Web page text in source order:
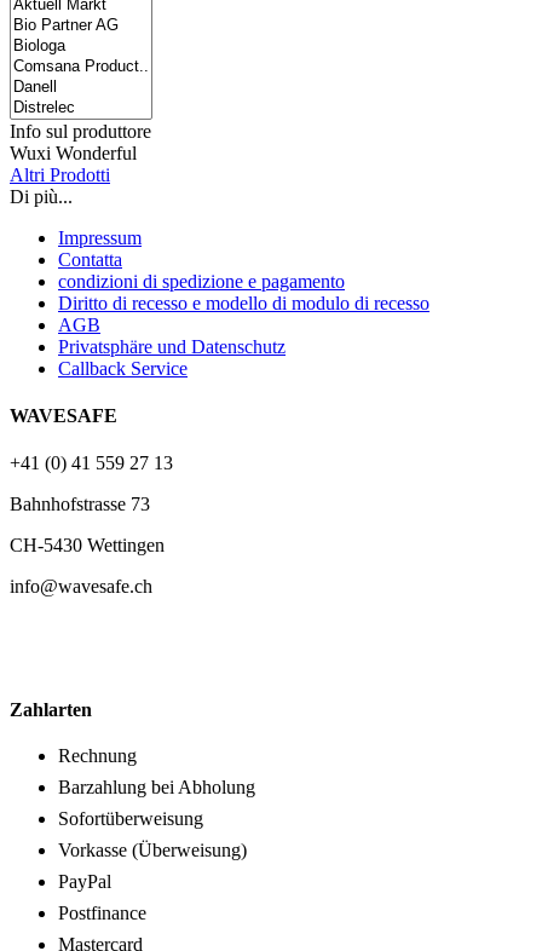
Info sul produttore
Wuxi Wonderful
Altri Prodotti
Di più...
Impressum
Contatta
condizioni di spedizione e pagamento
Diritto di recesso e modello di modulo di recesso
AGB
Privatsphäre und Datenschutz
Callback Service
WAVESAFE
+41 (0) 41 559 27 13
Bahnhofstrasse 73
CH-5430 Wettingen
info@wavesafe.ch
Zahlarten
Rechnung
Barzahlung bei Abholung
Sofortüberweisung
Vorkasse (Überweisung)
PayPal
Postfinance
Mastercard